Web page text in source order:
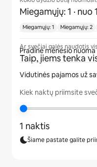
Miegamųjų: 1 ·
Ar svečiai galės naudotis
Taip, jiems tenka
Kiek naktų priimsite
1 naktis
Šiame pastate galite
Miegamųjų: 1 Miegamųjų: 2
Pradinė mėnesio nuoma
Vidutinės pajamos už